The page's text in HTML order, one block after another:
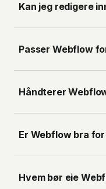
Kan jeg redigere
Passer Webflow
Håndterer
Er Webflow bra for
Hvem bør eie